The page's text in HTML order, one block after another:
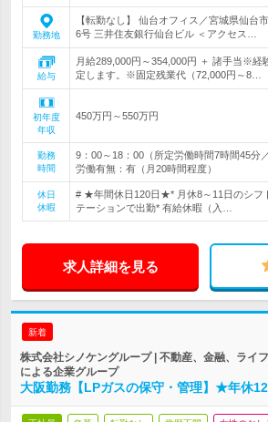
勤務地
【転勤なし】 仙台オフィス／宮城県仙台
6号 三井住友銀行仙台ビル ＜アクセス…
給与
月給289,000円～354,000円 ＋ 諸手当※経
定します。※固定残業代（72,000円～8…
初年度
年収
450万円～550万円
勤務
時間
9：00～18：00（所定労働時間7時間45分
労働有無：有（月20時間程度）
休日
休暇
# ★年間休日120日★* 月休8～11日のシフ
テーションで出勤* 有給休暇（入…
求人詳細を見る
新着
株式会社シノケングループ | 不動産、金融、ライ
による企業グループ
大阪勤務【LPガスの保守・管理】★年休